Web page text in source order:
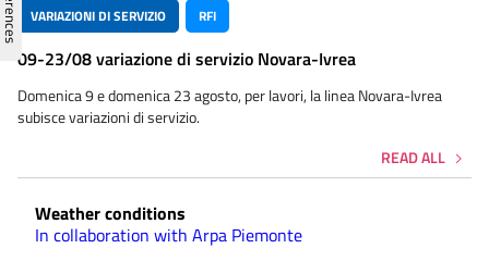
VARIAZIONI DI SERVIZIO RFI
09-23/08 variazione di servizio Novara-Ivrea
Domenica 9 e domenica 23 agosto, per lavori, la linea Novara-Ivrea
subisce variazioni di servizio.
READ ALL
Weather conditions
In collaboration with Arpa Piemonte